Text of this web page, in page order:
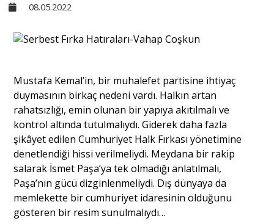
Ekonomi
Dünya
Yorum - Analiz
Söyleşi
08.05.2022
Mustafa Kemal’in, bir muhalefet partisine ihtiyaç
duymasının birkaç nedeni vardı. Halkın artan
rahatsızlığı, emin olunan bir yapıya akıtılmalı ve
kontrol altında tutulmalıydı. Giderek daha fazla
şikâyet edilen Cumhuriyet Halk Fırkası yönetimine
denetlendiği hissi verilmeliydi. Meydana bir rakip
salarak İsmet Paşa’ya tek olmadığı anlatılmalı,
Paşa’nın gücü dizginlenmeliydi. Dış dünyaya da
memlekette bir cumhuriyet idaresinin olduğunu
gösteren bir resim sunulmalıydı…